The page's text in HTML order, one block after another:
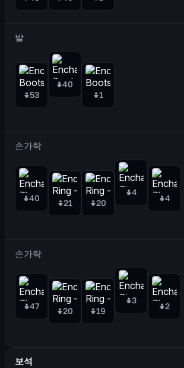
발
53
40
1
손가락
40 21 20
4
4
손가락
47 20 19
3
2
보석